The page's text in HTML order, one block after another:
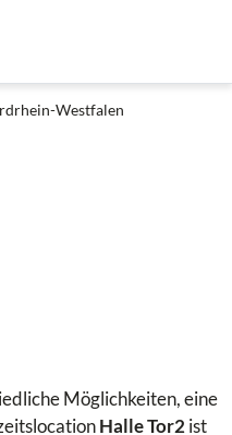
Westfalen
Möglichkeiten, eine
Halle Tor2 ist